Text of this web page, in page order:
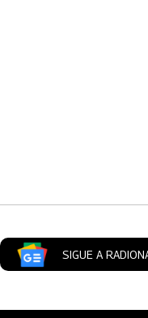
SIGUE A